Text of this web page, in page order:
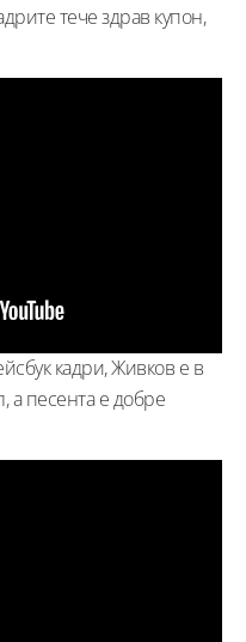
тече здрав купон,
кадри, Живков е в
а песента е добре